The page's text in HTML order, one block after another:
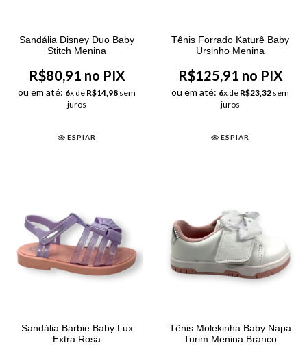
Sandália Disney Duo Baby
Stitch Menina
R$80,91 no PIX
ou em até: 6x de R$14,98 sem
juros
ESPIAR
Tênis Forrado Katurê Baby
Ursinho Menina
R$125,91 no PIX
ou em até: 6x de R$23,32 sem
juros
ESPIAR
Sandália Barbie Baby Lux
Extra Rosa
Tênis Molekinha Baby Napa
Turim Menina Branco